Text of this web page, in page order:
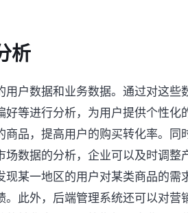
析
户数据和业务数据。通过对这些
等进行分析，为用户提供个性化
品，提高用户的购买转化率。
数据的分析，企业可以及时调
某一地区的用户对某类商品的
此外，后端管理系统还可以对营